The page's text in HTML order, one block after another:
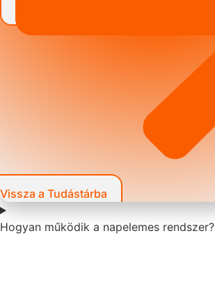
Vissza a Tudástárba
Hogyan működik a napelemes rendszer?